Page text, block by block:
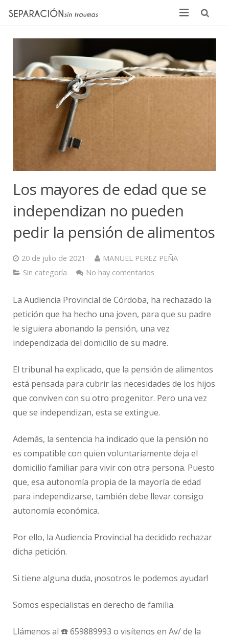
Inicio
Quienes somos
Noticias
Los mayores de edad que se
independizan no pueden
pedir la pensión de alimentos
20 de julio de 2021
MANUEL PEREZ PEÑA
Sin categoría
No hay comentarios
La Audiencia Provincial de Córdoba, ha rechazado la
petición que ha hecho una joven, para que su padre
le siguiera abonando la pensión, una vez
independizada del domicilio de su madre.
El tribunal ha explicado, que la pensión de alimentos
está pensada para cubrir las necesidades de los hijos
que conviven con su otro progenitor. Pero una vez
que se independizan, esta se extingue.
Además, la sentencia ha indicado que la pensión no
es compatible con quien voluntariamente deja el
domicilio familiar para vivir con otra persona. Puesto
que, esa autonomía propia de la mayoría de edad
para independizarse, también debe llevar consigo
autonomía económica.
Por ello, la Audiencia Provincial ha decidido rechazar
dicha petición.
Si tiene alguna duda, ¡nosotros le podemos ayudar!
Somos especialistas en derecho de familia.
Llámenos al ☎️ 659889993 o visítenos en Av/ de la